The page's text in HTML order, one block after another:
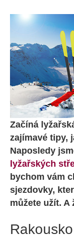
Začíná
zajímavé tipy,
Naposledy
lyžařských
bychom vám
sjezdovky,
můžete užít. A
Rakousko